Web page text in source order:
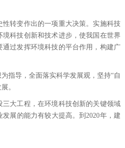
转变作出的一项重大决策。实施科技
科技创新和技术进步，使我国在世界
过发挥环境科技的平台作用，构建广
指导，全面落实科学发展观，坚持“自
。
大工程，在环境科技创新的关键领域
展的能力有较大提高。到2020年，建